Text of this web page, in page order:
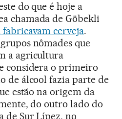
do que é hoje a
chamada de Göbekli
cerveja.
nômades que
a agricultura
considera o primeiro
de álcool fazia parte de
estão na origem da
do outro lado do
de Sur Lípez, no